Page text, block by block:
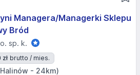
Managera/Managerki Sklepu
Bród
sp. k.
brutto / mies.
- 24km)